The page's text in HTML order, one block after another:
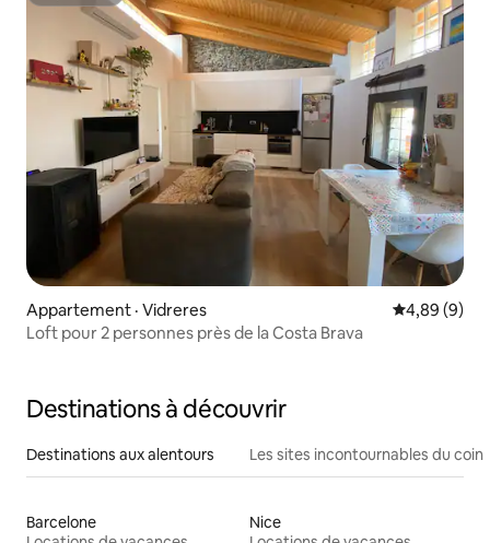
Appartement · Vidreres Note
4,89 (9)
Loft pour 2 personnes près de la Costa Brava
Destinations à découvrir
Destinations aux alentours Les sites incontournables du coin
Barcelone
Nice